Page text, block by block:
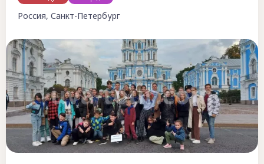
Россия, Санкт-Петербург